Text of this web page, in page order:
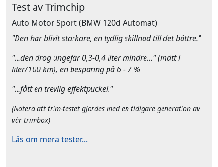
Test av Trimchip
Auto Motor Sport(BMW 120d Automat)
"Den har blivit starkare, en tydlig skillnad till det bättre."
"…den drog ungefär 0,3-0,4 liter mindre…" (mätt i
liter/100 km), en besparing på 6 - 7 %
"…fått en trevlig effektpuckel."
(Notera att trim-testet gjordes med en tidigare generation av
vår trimbox)
Läs om mera tester...